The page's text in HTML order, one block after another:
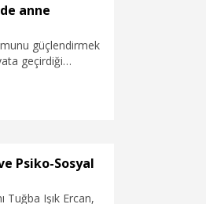
anne
güçlendirmek
geçirdiği
Psiko-Sosyal
Tuğba Işık Ercan,